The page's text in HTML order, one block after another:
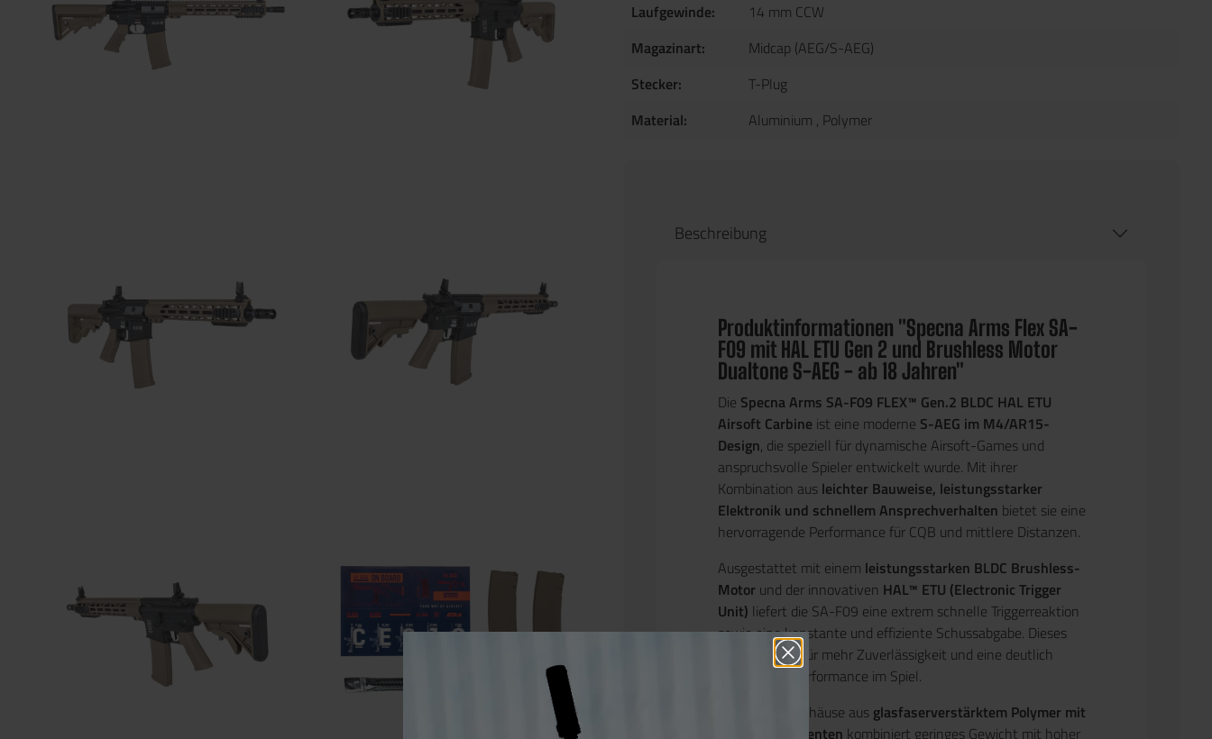
Laufgewinde:
14 mm CCW
Magazinart:
Midcap (AEG/S-AEG)
Stecker:
T-Plug
Material:
Aluminium , Polymer
Beschreibung
Produktinformationen "Specna Arms Flex SA-
F09 mit HAL ETU Gen 2 und Brushless Motor
Dualtone S-AEG - ab 18 Jahren"
Die Specna Arms SA-F09 FLEX™ Gen.2 BLDC HAL ETU
Airsoft Carbine ist eine moderne S-AEG im M4/AR15-
Design, die speziell für dynamische Airsoft-Games und
anspruchsvolle Spieler entwickelt wurde. Mit ihrer
Kombination aus leichter Bauweise, leistungsstarker
Elektronik und schnellem Ansprechverhalten bietet sie eine
hervorragende Performance für CQB und mittlere Distanzen.
Ausgestattet mit einem leistungsstarken BLDC Brushless-
Motor und der innovativen HAL™ ETU (Electronic Trigger
Unit) liefert die SA-F09 eine extrem schnelle Triggerreaktion
sowie eine konstante und effiziente Schussabgabe. Dieses
System sorgt für mehr Zuverlässigkeit und eine deutlich
verbesserte Performance im Spiel.
Das robuste Gehäuse aus glasfaserverstärktem Polymer mit
Metallkomponenten kombiniert geringes Gewicht mit hoher